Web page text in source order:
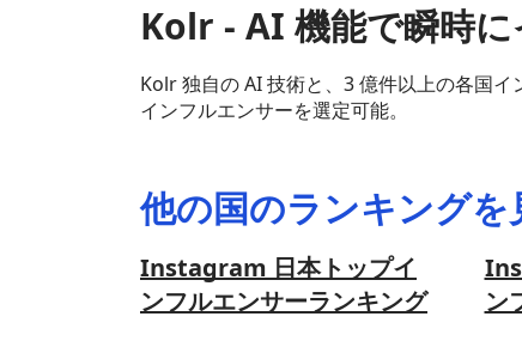
Kolr - AI 機能で瞬時
Kolr 独自の AI 技術と、3 億件以上の各国
インフルエンサーを選定可能。
他の国のランキングを
Instagram 日本トップイ
ンフルエンサーランキング
ン